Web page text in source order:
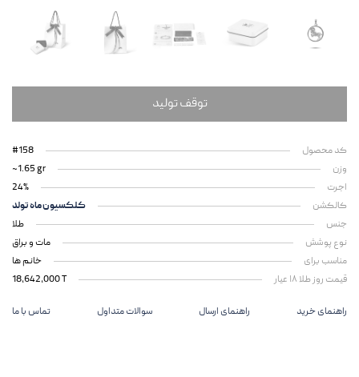
توقف تولید
کد محصول
#158
وزن
~1.65 gr
اجرت
24%
کالکشن
کلکسیون ماه تولد
جنس
طلا
نوع پوشش
مات و براق
مناسب برای
خانم ها
قیمت روز طلا ۱۸ عیار
18,642,000 T
راهنمای خرید راهنمای ارسال سوالات متداول تماس با ما